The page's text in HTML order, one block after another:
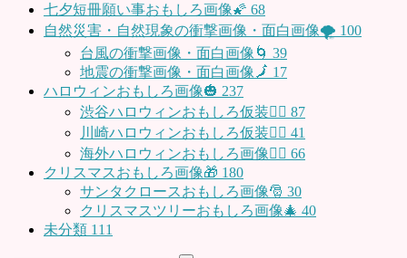
七夕短冊願い事おもしろ画像🌠 68
自然災害・自然現象の衝撃画像・面白画像🌪 100
台風の衝撃画像・面白画像🌀 39
地震の衝撃画像・面白画像🗾 17
ハロウィンおもしろ画像🎃 237
渋谷ハロウィンおもしろ仮装👯‍♂️ 87
川崎ハロウィンおもしろ仮装🧞‍♀️ 41
海外ハロウィンおもしろ画像🧛‍♂️ 66
クリスマスおもしろ画像🎁 180
サンタクロースおもしろ画像🎅 30
クリスマスツリーおもしろ画像🎄 40
未分類 111